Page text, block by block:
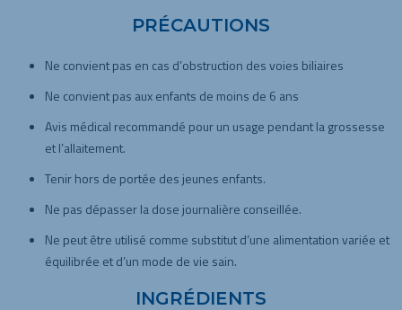
PRÉCAUTIONS
Ne convient pas en cas d’obstruction des voies biliaires
Ne convient pas aux enfants de moins de 6 ans
Avis médical recommandé pour un usage pendant la grossesse
et l’allaitement.
Tenir hors de portée des jeunes enfants.
Ne pas dépasser la dose journalière conseillée.
Ne peut être utilisé comme substitut d’une alimentation variée et
équilibrée et d’un mode de vie sain.
INGRÉDIENTS